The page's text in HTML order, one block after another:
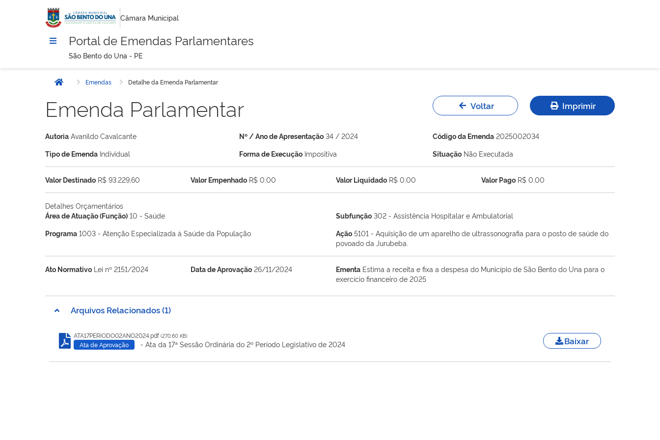
Câmara Municipal
Portal de Emendas Parlamentares
São Bento do Una - PE
Início Emendas Detalhe da Emenda Parlamentar
Emenda Parlamentar Voltar Imprimir
Autoria Avanildo Cavalcante Nº / Ano de Apresentação 34 / 2024 Código da Emenda 2025002034
Tipo de Emenda Individual Forma de Execução Impositiva Situação Não Executada
Valor Destinado R$ 93.229,60 Valor Empenhado R$ 0,00 Valor Liquidado R$ 0,00 Valor Pago R$ 0,00
Detalhes Orçamentários
Área de Atuação (Função) 10 - Saúde Subfunção 302 - Assistência Hospitalar e Ambulatorial
Programa 1003 - Atenção Especializada à Saúde da População Ação 5101 - Aquisição de um aparelho de ultrassonografia para o posto de saúde do
povoado da Jurubeba.
Ato Normativo Lei nº 2151/2024 Data de Aprovação 26/11/2024 Ementa Estima a receita e fixa a despesa do Município de São Bento do Una para o
exercício financeiro de 2025
Arquivos Relacionados (1)
ATA17PERIODO02ANO2024.pdf(270.60 KB)
Ata de Aprovação - Ata da 17ª Sessão Ordinária do 2º Período Legislativo de 2024 Baixar